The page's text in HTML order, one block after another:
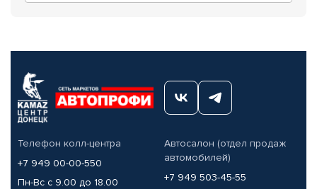
Телефон колл-центра
+7 949 00-00-550
Пн-Вс с 9.00 до 18.00
Автосалон (отдел продаж
автомобилей)
+7 949 503-45-55